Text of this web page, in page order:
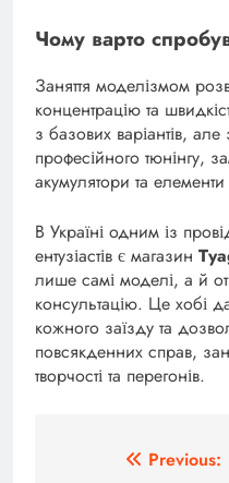
Чому варто
Заняття моделізмом
концентрацію та
з базових варіантів,
професійного тюнінгу,
акумулятори та
В Україні одним із
ентузіастів є магазин
лише самі моделі, а й
консультацію. Це хобі
кожного заїзду та
повсякденних справ,
творчості та перегонів.
Previous: